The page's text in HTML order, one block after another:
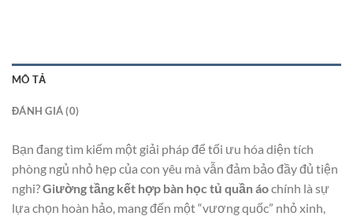
MÔ TẢ
ĐÁNH GIÁ (0)
Bạn đang tìm kiếm một giải pháp để tối ưu hóa diện tích
phòng ngủ nhỏ hẹp của con yêu mà vẫn đảm bảo đầy đủ tiện
nghi?Giường tầng kết hợp bàn học tủ quần áochính là sự
lựa chọn hoàn hảo, mang đến một “vương quốc” nhỏ xinh,